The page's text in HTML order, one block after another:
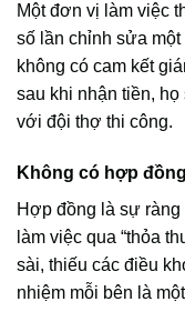
Một đơn vị làm việc
số lần chỉnh sửa
không có cam kết
sau khi nhận tiền, họ
với đội thợ thi công.
Không có hợp
Hợp đồng là sự
làm việc qua “thỏa
sài, thiếu các điều
nhiệm mỗi bên là